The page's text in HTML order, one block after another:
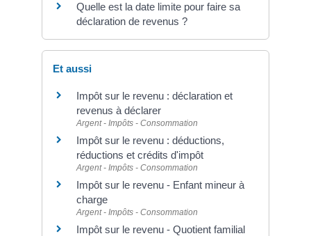
Quelle est la date limite pour faire sa
déclaration de revenus ?
Et aussi
Impôt sur le revenu : déclaration et
revenus à déclarer
Argent - Impôts - Consommation
Impôt sur le revenu : déductions,
réductions et crédits d'impôt
Argent - Impôts - Consommation
Impôt sur le revenu - Enfant mineur à
charge
Argent - Impôts - Consommation
Impôt sur le revenu - Quotient familial